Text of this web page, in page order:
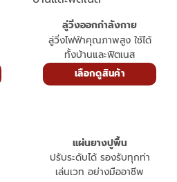
ลู่วิ่งออกกำลังกาย
ลู่วิ่งไฟฟ้าคุณภาพสูง ใช้ได้
ทั้งบ้านและฟิตเนส
เลือกดูสินค้า
แผ่นยางปูพื้น
ปรับระดับได้ รองรับทุกท่า
เล่นเวท อย่างมืออาชีพ